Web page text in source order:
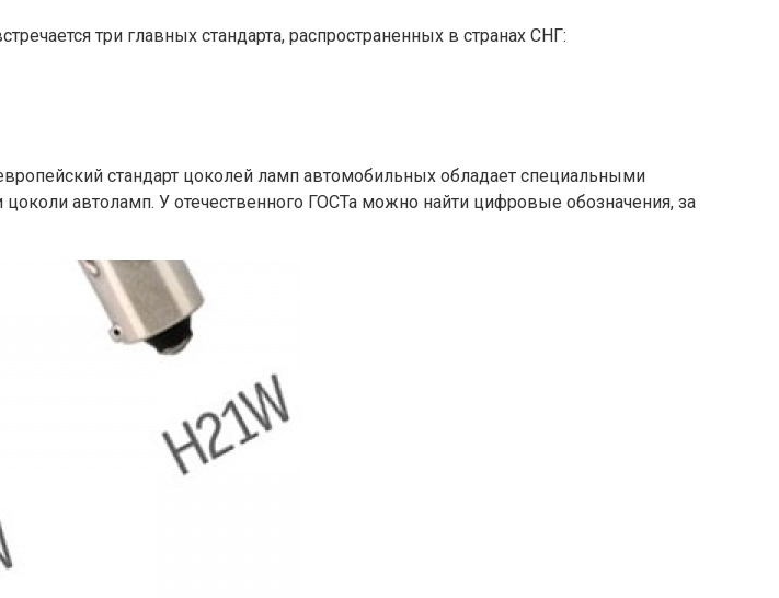
три главных стандарта, распространенных в странах СНГ:
стандарт цоколей ламп автомобильных обладает специальными
автоламп. У отечественного ГОСТа можно найти цифровые обозначения, за